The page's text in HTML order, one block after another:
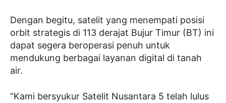
Dengan begitu, satelit yang menempati posisi
orbit strategis di 113 derajat Bujur Timur (BT) ini
dapat segera beroperasi penuh untuk
mendukung berbagai layanan digital di tanah
air.
“Kami bersyukur Satelit Nusantara 5 telah lulus